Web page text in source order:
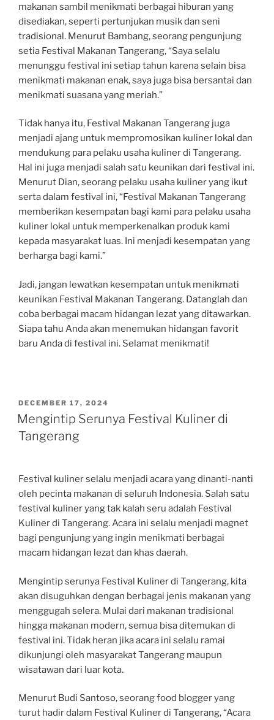
makanan sambil menikmati berbagai hiburan yang
disediakan, seperti pertunjukan musik dan seni
tradisional. Menurut Bambang, seorang pengunjung
setia Festival Makanan Tangerang, “Saya selalu
menunggu festival ini setiap tahun karena selain bisa
menikmati makanan enak, saya juga bisa bersantai dan
menikmati suasana yang meriah.”
Tidak hanya itu, Festival Makanan Tangerang juga
menjadi ajang untuk mempromosikan kuliner lokal dan
mendukung para pelaku usaha kuliner di Tangerang.
Hal ini juga menjadi salah satu keunikan dari festival ini.
Menurut Dian, seorang pelaku usaha kuliner yang ikut
serta dalam festival ini, “Festival Makanan Tangerang
memberikan kesempatan bagi kami para pelaku usaha
kuliner lokal untuk memperkenalkan produk kami
kepada masyarakat luas. Ini menjadi kesempatan yang
berharga bagi kami.”
Jadi, jangan lewatkan kesempatan untuk menikmati
keunikan Festival Makanan Tangerang. Datanglah dan
coba berbagai macam hidangan lezat yang ditawarkan.
Siapa tahu Anda akan menemukan hidangan favorit
baru Anda di festival ini. Selamat menikmati!
POSTED
ON
DECEMBER 17, 2024
Mengintip Serunya Festival Kuliner di
Tangerang
Festival kuliner selalu menjadi acara yang dinanti-nanti
oleh pecinta makanan di seluruh Indonesia. Salah satu
festival kuliner yang tak kalah seru adalah Festival
Kuliner di Tangerang. Acara ini selalu menjadi magnet
bagi pengunjung yang ingin menikmati berbagai
macam hidangan lezat dan khas daerah.
Mengintip serunya Festival Kuliner di Tangerang, kita
akan disuguhkan dengan berbagai jenis makanan yang
menggugah selera. Mulai dari makanan tradisional
hingga makanan modern, semua bisa ditemukan di
festival ini. Tidak heran jika acara ini selalu ramai
dikunjungi oleh masyarakat Tangerang maupun
wisatawan dari luar kota.
Menurut Budi Santoso, seorang food blogger yang
turut hadir dalam Festival Kuliner di Tangerang, “Acara